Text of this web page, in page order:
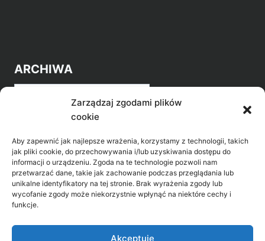
Zarządzaj zgodami plików
cookie
Aby zapewnić jak najlepsze wrażenia, korzystamy z technologii, takich
jak pliki cookie, do przechowywania i/lub uzyskiwania dostępu do
informacji o urządzeniu. Zgoda na te technologie pozwoli nam
przetwarzać dane, takie jak zachowanie podczas przeglądania lub
unikalne identyfikatory na tej stronie. Brak wyrażenia zgody lub
wycofanie zgody może niekorzystnie wpłynąć na niektóre cechy i
funkcje.
Akceptuję
ARCHIWA
Archiwa
POZNAJ LEPIEJ NASZ REGION
>Gołdap Mazurski Zdrój